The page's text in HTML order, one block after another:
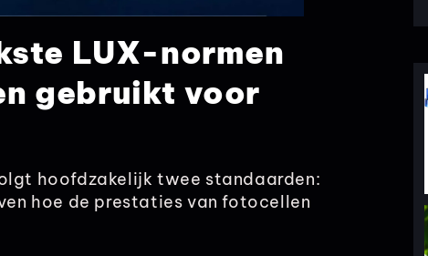
LUX-normen
gebruikt voor
hoofdzakelijk twee standaarden:
hoe de prestaties van fotocellen